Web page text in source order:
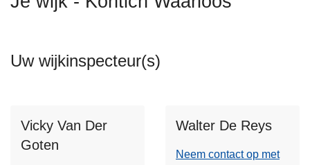
Uw wijkinspecteur(s)
Vicky Van Der
Goten
Walter De Reys
Neem contact op met